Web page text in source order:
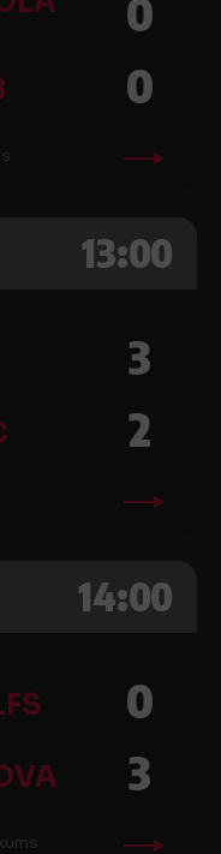
0
0
13:00
3
2
14:00
0
3